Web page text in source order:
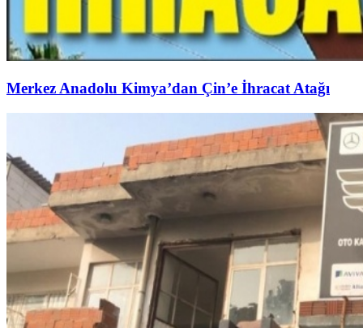
Merkez Anadolu Kimya’dan Çin’e İhracat Atağı